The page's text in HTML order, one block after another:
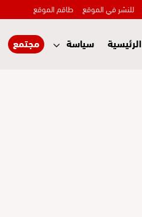
للنشر في الموقع طاقم الموقع
الرئيسية سياسة مجتمع